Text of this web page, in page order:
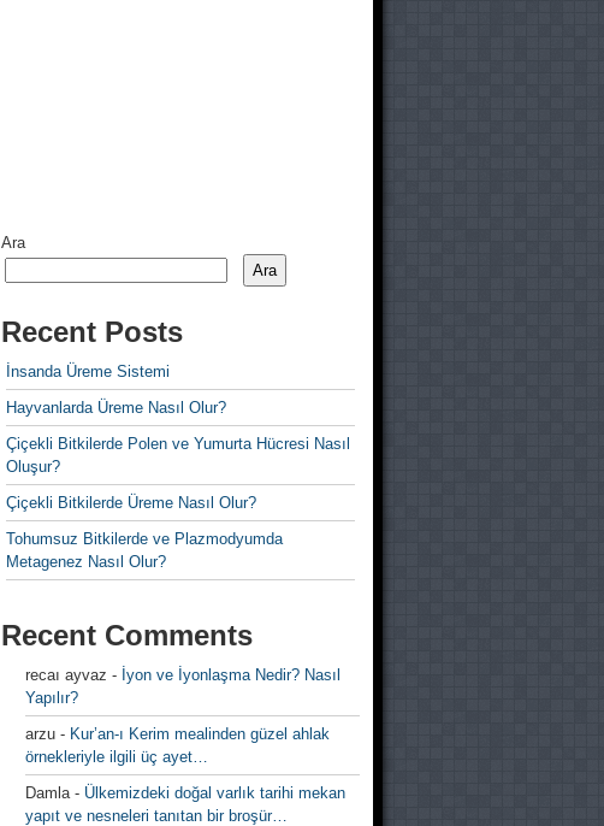
Ara
Ara
Recent Posts
İnsanda Üreme Sistemi
Hayvanlarda Üreme Nasıl Olur?
Çiçekli Bitkilerde Polen ve Yumurta Hücresi Nasıl
Oluşur?
Çiçekli Bitkilerde Üreme Nasıl Olur?
Tohumsuz Bitkilerde ve Plazmodyumda
Metagenez Nasıl Olur?
Recent Comments
recaı ayvaz - İyon ve İyonlaşma Nedir? Nasıl
Yapılır?
arzu - Kur’an-ı Kerim mealinden güzel ahlak
örnekleriyle ilgili üç ayet…
Damla- Ülkemizdeki doğal varlık tarihi mekan
yapıt ve nesneleri tanıtan bir broşür…